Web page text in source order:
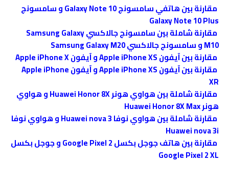
مقارنة بين هاتفي سامسونج Galaxy Note 10 و سامسونج
Galaxy Note 10 Plus
مقارنة شاملة بين سامسونج جالاكسي Samsung Galaxy
M10 و سامسونج جالاكسي Samsung Galaxy M20
مقارنة بين آيفون Apple iPhone XS و آيفون Apple iPhone X
مقارنة بين آيفون Apple iPhone XS و آيفون Apple iPhone
XR
مقارنة شاملة بين هواوي هونر Huawei Honor 8X و هواوي
هونر Huawei Honor 8X Max
مقارنة شاملة بين هواوي نوفا Huawei nova 3 و هواوي نوفا
Huawei nova 3i
مقارنة بين هاتف جوجل بكسل Google Pixel 2 و جوجل بكسل
Google Pixel 2 XL